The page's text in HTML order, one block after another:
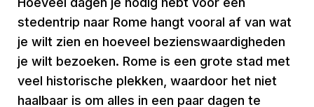
stedentrip naar Rome hangt vooral af van wat
je wilt zien en hoeveel bezienswaardigheden
je wilt bezoeken. Rome is een grote stad met
veel historische plekken, waardoor het niet
haalbaar is om alles in een paar dagen te